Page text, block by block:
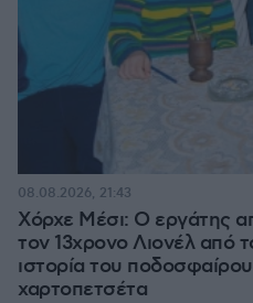
Χόρχε Μέσι: Ο εργάτης
τον 13χρονο Λιονέλ από
ιστορία του
χαρτοπετσέτα
08.08.2026, 21:43